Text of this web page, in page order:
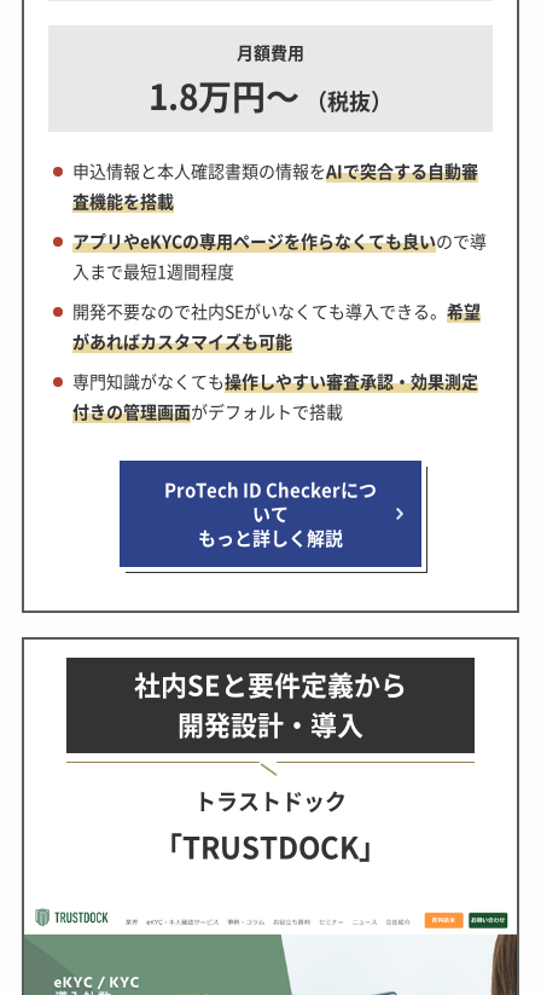
月額費用
1.8万円～ （税抜）
申込情報と本人確認書類の情報をAIで突合する自動審
査機能を搭載
アプリやeKYCの専用ページを作らなくても良いので導
入まで最短1週間程度
開発不要なので社内SEがいなくても導入できる。 希望
があればカスタマイズも可能
専門知識がなくても操作しやすい審査承認・効果測定
付きの管理画面がデフォルトで搭載
ProTech ID Checkerにつ
いて
もっと詳しく解説
社内SEと要件定義から
開発設計・導入
トラストドック
「TRUSTDOCK」